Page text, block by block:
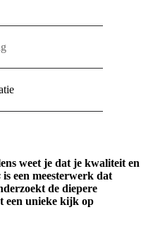
weet je dat je kwaliteit en
is een meesterwerk dat
de diepere
een unieke kijk op